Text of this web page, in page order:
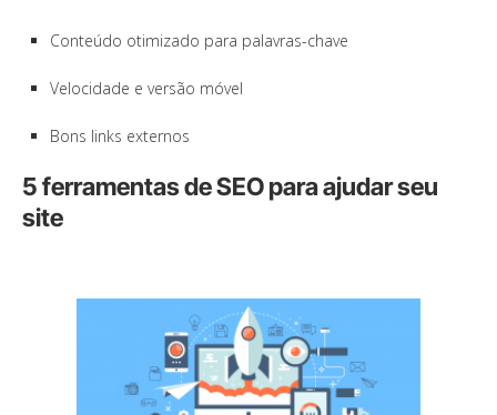
Conteúdo otimizado para palavras-chave
Velocidade e versão móvel
Bons links externos
5 ferramentas de SEO para ajudar seu
site